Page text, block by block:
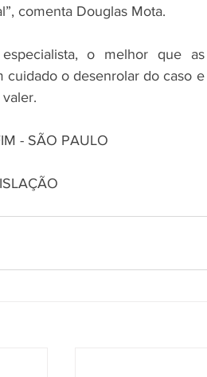
comenta Douglas Mota.
o melhor que
cuidado o desenrolar do caso
- SÃO PAULO